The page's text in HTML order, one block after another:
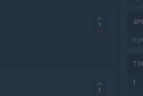
1
1
1